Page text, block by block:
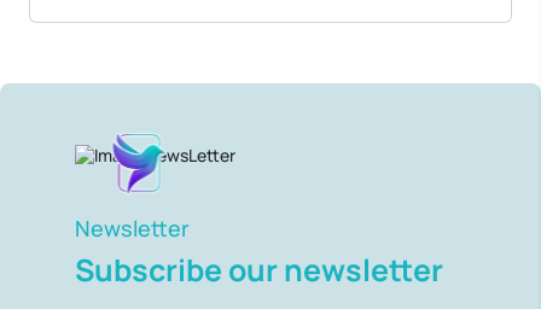
Newsletter
Subscribe our newsletter